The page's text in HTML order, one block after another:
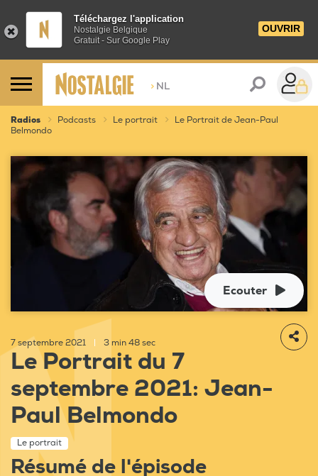
Téléchargez l'application
Nostalgie Belgique
Gratuit - Sur Google Play
OUVRIR
> NL
Radios Podcasts Le portrait
Le Portrait de Jean-Paul
Belmondo
Ecouter
7 septembre 2021 3 min 48 sec
Le Portrait du 7
septembre 2021: Jean-
Paul Belmondo
Le portrait
Résumé de l'épisode